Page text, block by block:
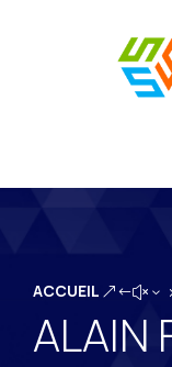
ACCUEIL
ALAIN